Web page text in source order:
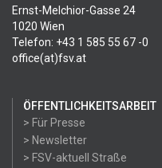
Ernst-Melchior-Gasse 24
1020 Wien
Telefon: +43 1 585 55 67 -0
office(at)fsv.at
ÖFFENTLICHKEITSARBEIT
> Für Presse
> Newsletter
> FSV-aktuell Straße